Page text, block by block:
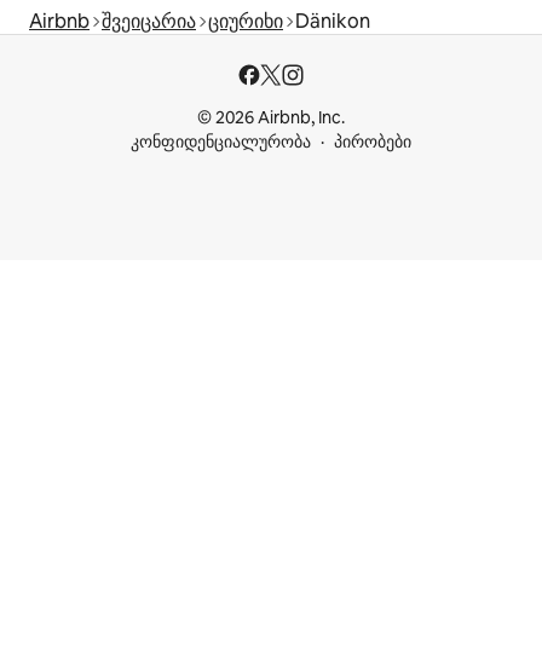
Airbnb შვეიცარია ციურიხი Dänikon
© 2026 Airbnb, Inc.
კონფიდენციალურობა
პირობები